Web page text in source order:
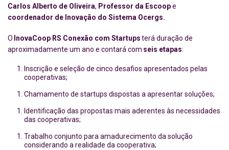
Carlos Alberto de Oliveira, Professor da Escoope
coordenador de Inovação do Sistema Ocergs.
O InovaCoop RS Conexão com Startupsterá duração de
aproximadamente um ano e contará com seis etapas:
Inscrição e seleção de cinco desafios apresentados pelas
cooperativas;
Chamamento de startups dispostas a apresentar soluções;
Identificação das propostas mais aderentes às necessidades
das cooperativas;
Trabalho conjunto para amadurecimento da solução
considerando a realidade da cooperativa;